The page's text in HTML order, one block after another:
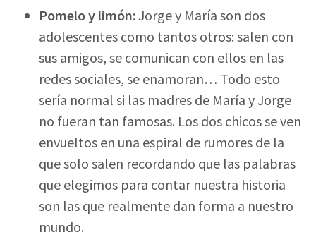
Pomelo y limón: Jorge y María son dos
adolescentes como tantos otros: salen con
sus amigos, se comunican con ellos en las
redes sociales, se enamoran… Todo esto
sería normal si las madres de María y Jorge
no fueran tan famosas. Los dos chicos se ven
envueltos en una espiral de rumores de la
que solo salen recordando que las palabras
que elegimos para contar nuestra historia
son las que realmente dan forma a nuestro
mundo.